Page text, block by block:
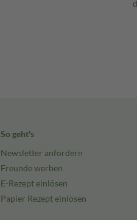
So geht's
Newsletter anfordern
Freunde werben
E-Rezept einlösen
Papier Rezept einlösen